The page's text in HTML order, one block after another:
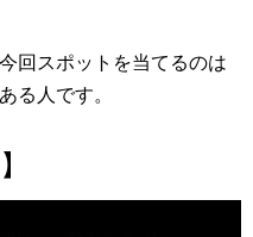
回スポットを当てるのは
る人です。